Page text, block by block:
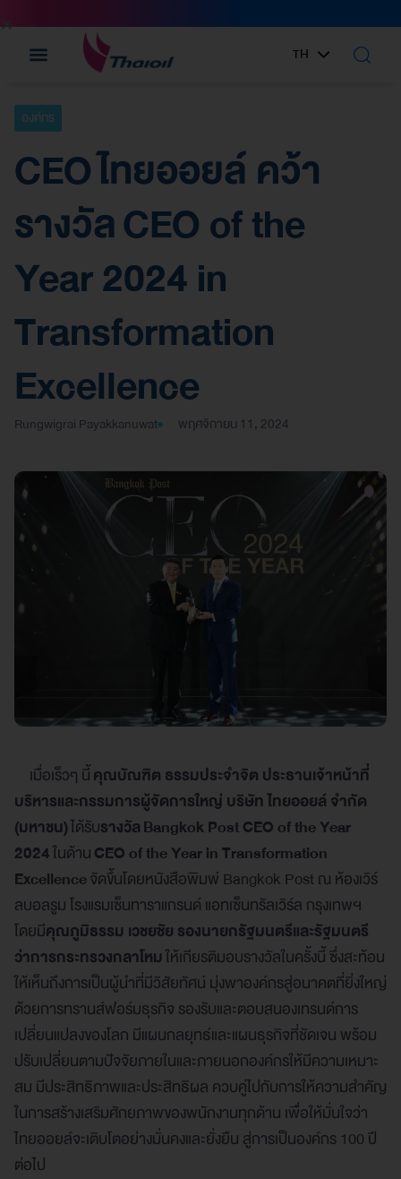
TH
EN
องค์กร
CEO ไทยออยล์ คว้า
รางวัล CEO of the
Year 2024 in
Transformation
Excellence
Rungwigrai Payakkanuwat พฤศจิกายน 11, 2024
เมื่อเร็วๆ นี้คุณบัณฑิต ธรรมประจำจิต ประธานเจ้าหน้าที่
บริหารและกรรมการผู้จัดการใหญ่ บริษัท ไทยออยล์ จำกัด
(มหาชน)ได้รับรางวัล Bangkok Post CEO of the Year
2024ในด้านCEO of the Year in Transformation
Excellenceจัดขึ้นโดยหนังสือพิมพ์ Bangkok Post ณ ห้องเวิร์
ลบอลรูม โรงแรมเซ็นทาราแกรนด์ แอทเซ็นทรัลเวิร์ล กรุงเทพฯ
โดยมีคุณภูมิธรรม เวชยชัย รองนายกรัฐมนตรีและรัฐมนตรี
ว่าการกระทรวงกลาโหมให้เกียรติมอบรางวัลในครั้งนี้ ซึ่งสะท้อน
ให้เห็นถึงการเป็นผู้นำที่มีวิสัยทัศน์ มุ่งพาองค์กรสู่อนาคตที่ยิ่งใหญ่
ด้วยการทรานส์ฟอร์มธุรกิจ รองรับและตอบสนองเทรนด์การ
เปลี่ยนแปลงของโลก มีแผนกลยุทธ์และแผนธุรกิจที่ชัดเจน พร้อม
ปรับเปลี่ยนตามปัจจัยภายในและภายนอกองค์กรให้มีความเหมาะ
สม มีประสิทธิภาพและประสิทธิผล ควบคู่ไปกับการให้ความสำคัญ
ในการสร้างเสริมศักยภาพของพนักงานทุกด้าน เพื่อให้มั่นใจว่า
ไทยออยล์จะเติบโตอย่างมั่นคงและยั่งยืน สู่การเป็นองค์กร 100 ปี
ต่อไป